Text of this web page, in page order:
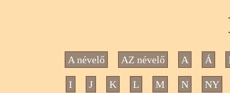
A névelő AZ névelő A Á
I J K L M N NY